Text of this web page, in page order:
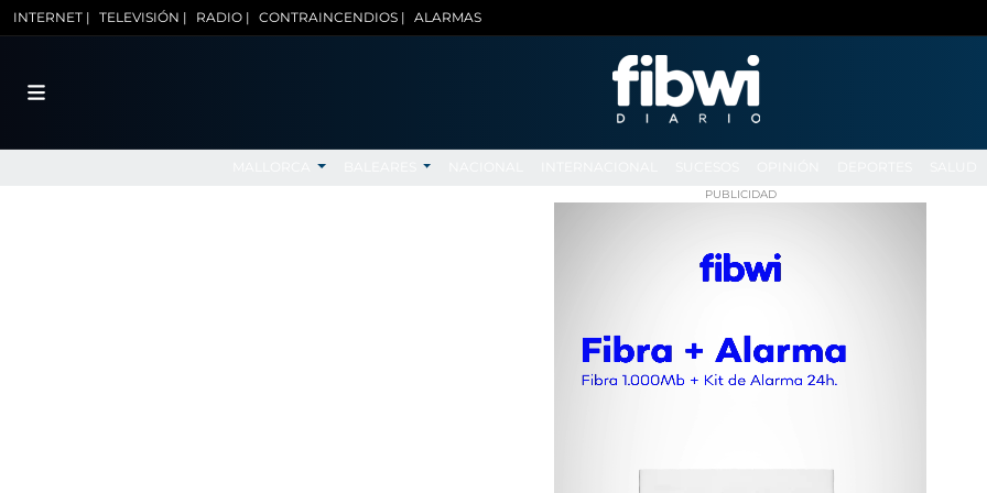
INTERNET | TELEVISIÓN | RADIO | CONTRAINCENDIOS | ALARMAS